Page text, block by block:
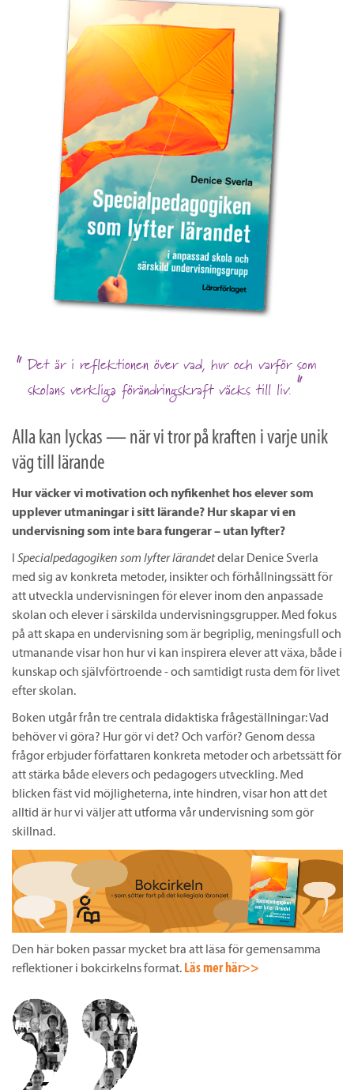
Det är i reflektionen över vad, hur och varför som
skolans verkliga förändringskraft väcks till liv.
Alla kan lyckas — när vi tror på kraften i varje unik
väg till lärande
Hur väcker vi motivation och nyfikenhet hos elever som
upplever utmaningar i sitt lärande? Hur skapar vi en
undervisning som inte bara fungerar – utan lyfter?
Specialpedagogiken som lyfter lärandetdelar Denice Sverla
med sig av konkreta metoder, insikter och förhållningssätt för
att utveckla undervisningen för elever inom den anpassade
skolan och elever i särskilda undervisningsgrupper. Med fokus
på att skapa en undervisning som är begriplig, meningsfull och
utmanande visar hon hur vi kan inspirera elever att växa, både i
kunskap och självförtroende - och samtidigt rusta dem för livet
efter skolan.
Boken utgår från tre centrala didaktiska frågeställningar: Vad
behöver vi göra? Hur gör vi det? Och varför? Genom dessa
frågor erbjuder författaren konkreta metoder och arbetssätt för
att stärka både elevers och pedagogers utveckling. Med
blicken fäst vid möjligheterna, inte hindren, visar hon att det
alltid är hur vi väljer att utforma vår undervisning som gör
skillnad.
Den här boken passar mycket bra att läsa för gemensamma
reflektioner i bokcirkelns format. Läs mer här>>